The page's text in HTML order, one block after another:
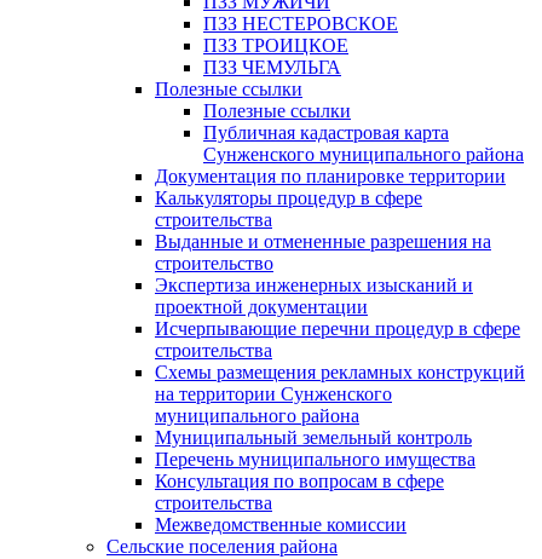
ПЗЗ НЕСТЕРОВСКОЕ
ПЗЗ ТРОИЦКОЕ
ПЗЗ ЧЕМУЛЬГА
Полезные ссылки
Полезные ссылки
Публичная кадастровая карта
Сунженского муниципального района
Документация по планировке территории
Калькуляторы процедур в сфере
строительства
Выданные и отмененные разрешения на
строительство
Экспертиза инженерных изысканий и
проектной документации
Исчерпывающие перечни процедур в сфере
строительства
Схемы размещения рекламных конструкций
на территории Сунженского
муниципального района
Муниципальный земельный контроль
Перечень муниципального имущества
Консультация по вопросам в сфере
строительства
Межведомственные комиссии
Сельские поселения района